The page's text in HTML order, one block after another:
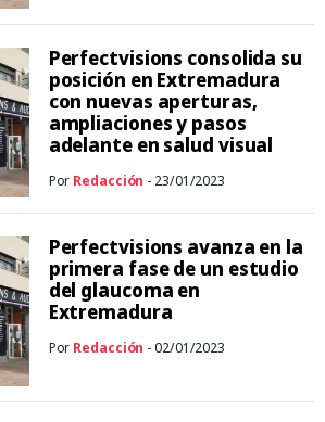
Perfectvisions consolida su
posición en Extremadura
con nuevas aperturas,
ampliaciones y pasos
adelante en salud visual
Por Redacción - 23/01/2023
Perfectvisions avanza en la
primera fase de un estudio
del glaucoma en
Extremadura
Por Redacción - 02/01/2023